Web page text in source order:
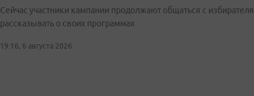
Сейчас участники кампании продолжают общаться с
рассказывать о своих программах
19:16, 6 августа 2026